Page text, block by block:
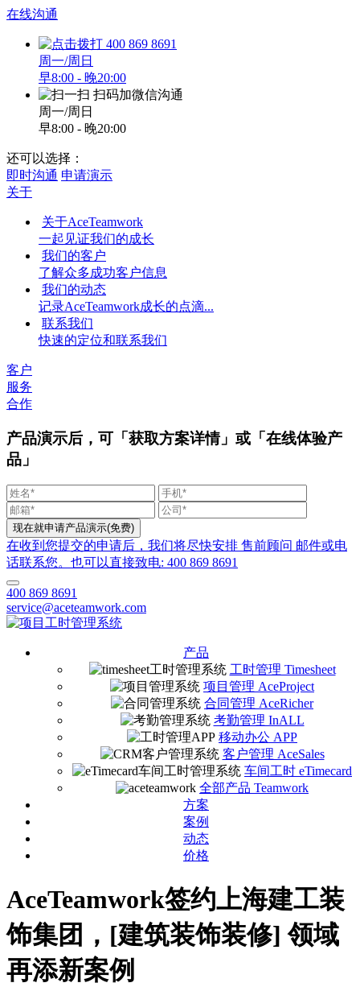
在线沟通
400 869 8691
周一/周日
早8:00 - 晚20:00
扫码加微信沟通
周一/周日
早8:00 - 晚20:00
还可以选择：
即时沟通 申请演示
关于
关于AceTeamwork
一起见证我们的成长
我们的客户
了解众多成功客户信息
我们的动态
记录AceTeamwork成长的点滴...
联系我们
快速的定位和联系我们
客户
服务
合作
产品演示后，可「获取方案详情」或「在线体验产
品」
在收到您提交的申请后，我们将尽快安排 售前顾问 邮件或电
话联系您。也可以直接致电: 400 869 8691
400 869 8691
service@aceteamwork.com
产品
工时管理 Timesheet
项目管理 AceProject
合同管理 AceRicher
考勤管理 InALL
移动办公 APP
客户管理 AceSales
车间工时 eTimecard
全部产品 Teamwork
方案
案例
动态
价格
AceTeamwork签约上海建工装
饰集团，[建筑装饰装修] 领域
再添新案例